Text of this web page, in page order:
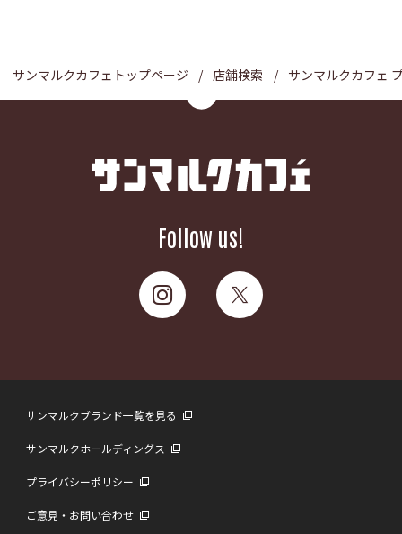
サンマルクカフェトップページ 店舗検索 サンマルクカフェ
Follow us!
サンマルクブランド一覧を見る
サンマルクホールディングス
プライバシーポリシー
ご意見・お問い合わせ